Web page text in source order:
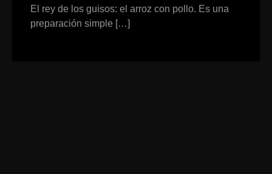
El rey de los guisos: el arroz con pollo. Es una
preparación simple […]